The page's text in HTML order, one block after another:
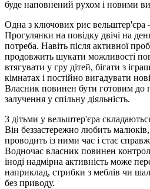
буде наповнений рухом і новими
Одна з ключових рис вельштер'єра
Прогулянки на повідку двічі на
потреба. Навіть після активної
продовжить шукати можливості
втягувати у гру дітей, бігати з
кімнатах і постійно вигадувати
Власник повинен бути готовим до
залучення у спільну діяльність.
З дітьми у вельштер'єра
Він беззастережно любить
проводить із ними час і стає
Водночас власник повинен
іноді надмірна активність може
наприклад, стрибки з меблів чи
без приводу.